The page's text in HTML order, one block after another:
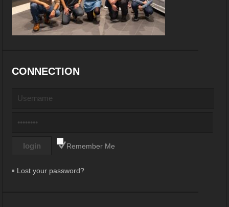
CONNECTION
Remember Me
Lost your password?